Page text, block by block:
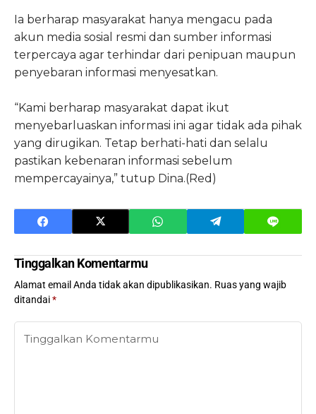
Ia berharap masyarakat hanya mengacu pada
akun media sosial resmi dan sumber informasi
terpercaya agar terhindar dari penipuan maupun
penyebaran informasi menyesatkan.
“Kami berharap masyarakat dapat ikut
menyebarluaskan informasi ini agar tidak ada pihak
yang dirugikan. Tetap berhati-hati dan selalu
pastikan kebenaran informasi sebelum
mempercayainya,” tutup Dina.(Red)
Tinggalkan Komentarmu
Alamat email Anda tidak akan dipublikasikan. Ruas yang wajib
ditandai*